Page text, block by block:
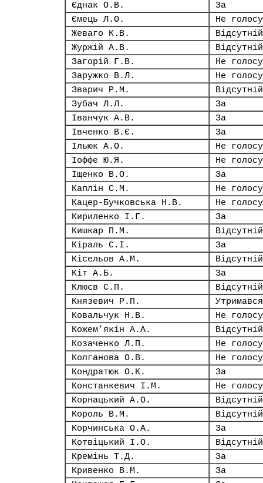
Єднак О.В.
За
Ємець Л.О.
Не
Жеваго К.В.
Відсутній
Журжій А.В.
Відсутній
Загорій Г.В.
Не
Заружко В.Л.
Не
Зварич Р.М.
Відсутній
Зубач Л.Л.
За
Іванчук А.В.
За
Івченко В.Є.
За
Ільюк А.О.
Не
Іоффе Ю.Я.
Не
Іщенко В.О.
За
Каплін С.М.
Не
Кацер-Бучковська Н.В.
Не
Кириленко І.Г.
За
Кишкар П.М.
Відсутній
Кіраль С.І.
За
Кісельов А.М.
Відсутній
Кіт А.Б.
За
Клюєв С.П.
Відсутній
Князевич Р.П.
Утримався
Ковальчук Н.В.
Не
Кожем’якін А.А.
Відсутній
Козаченко Л.П.
Не
Колганова О.В.
Не
Кондратюк О.К.
За
Констанкевич І.М.
Не
Корнацький А.О.
Відсутній
Король В.М.
Відсутній
Корчинська О.А.
За
Котвіцький І.О.
Відсутній
Кремінь Т.Д.
За
Кривенко В.М.
За